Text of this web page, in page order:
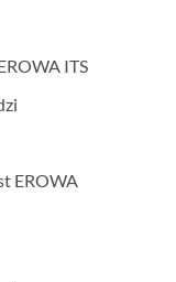
ITS
EROWA